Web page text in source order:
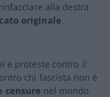
alla destra
originale.
e proteste contro il
chi fascista non è
censure nel mondo